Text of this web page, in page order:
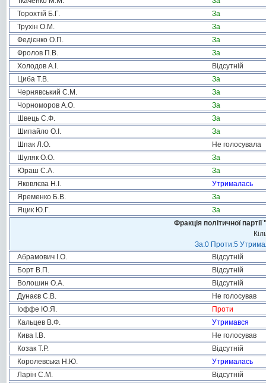
Торохтій Б.Г.
За
Трухін О.М.
За
Федієнко О.П.
За
Фролов П.В.
За
Холодов А.І.
Відсутній
Циба Т.В.
За
Чернявський С.М.
За
Чорноморов А.О.
За
Швець С.Ф.
За
Шипайло О.І.
За
Шпак Л.О.
Не голосувала
Шуляк О.О.
За
Юраш С.А.
За
Яковлєва Н.І.
Утрималась
Яременко Б.В.
За
Яцик Ю.Г.
За
Фракція політичної
За:0 Проти:5
Абрамович І.О.
Відсутній
Борт В.П.
Відсутній
Волошин О.А.
Відсутній
Дунаєв С.В.
Не голосував
Іоффе Ю.Я.
Проти
Кальцев В.Ф.
Утримався
Кива І.В.
Не голосував
Козак Т.Р.
Відсутній
Королевська Н.Ю.
Утрималась
Ларін С.М.
Відсутній